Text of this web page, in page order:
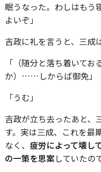
眠うなった。わしはもう
よいぞ」
吉政に礼を言うと、三成
「（随分と落ち着いて
か）……しからば御免」
「うむ」
吉政が立ち去ったあと、
す。実は三成、これを最
なく、 疲労によって壊し
の一策を思案していたの